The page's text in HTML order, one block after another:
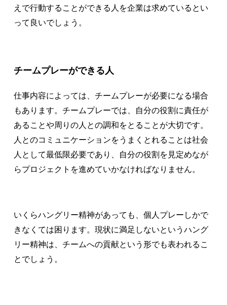
えで行動することができる人を企業は求めているとい
って良いでしょう。
チームプレーができる人
仕事内容によっては、チームプレーが必要になる場合
もあります。チームプレーでは、自分の役割に責任が
あることや周りの人との調和をとることが大切です。
人とのコミュニケーションをうまくとれることは社会
人として最低限必要であり、自分の役割を見定めなが
らプロジェクトを進めていかなければなりません。
いくらハングリー精神があっても、個人プレーしかで
きなくては困ります。現状に満足しないというハング
リー精神は、チームへの貢献という形でも表われるこ
とでしょう。